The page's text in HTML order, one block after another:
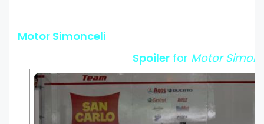
Motor Simonceli
Spoiler for Motor